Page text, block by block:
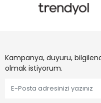
Kampanya, duyuru,
olmak istiyorum.